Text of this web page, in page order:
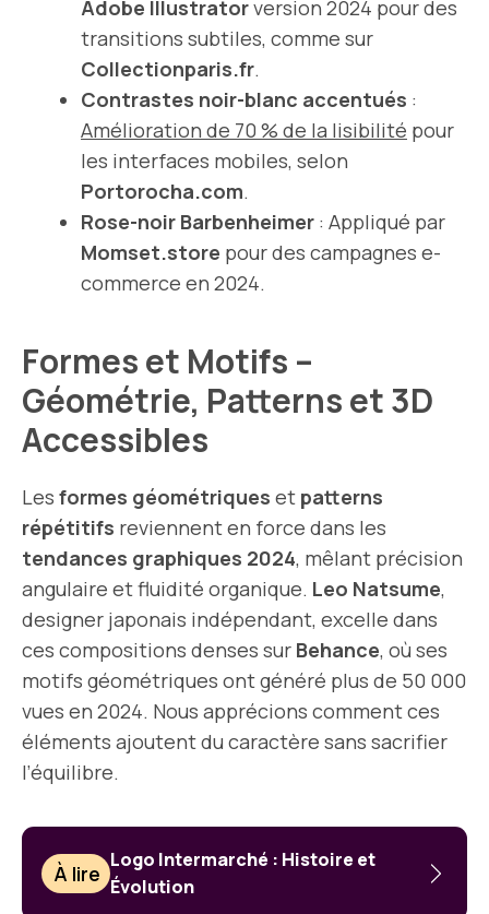
Adobe Illustratorversion 2024 pour des
transitions subtiles, comme sur
Collectionparis.fr.
Contrastes noir-blanc accentués :
Amélioration de 70 % de la lisibilité pour
les interfaces mobiles, selon
Portorocha.com.
Rose-noir Barbenheimer : Appliqué par
Momset.store pour des campagnes e-
commerce en 2024.
Formes et Motifs –
Géométrie, Patterns et 3D
Accessibles
Les formes géométriques et patterns
répétitifs reviennent en force dans les
tendances graphiques 2024, mêlant précision
angulaire et fluidité organique. Leo Natsume,
designer japonais indépendant, excelle dans
ces compositions denses sur Behance, où ses
motifs géométriques ont généré plus de 50 000
vues en 2024. Nous apprécions comment ces
éléments ajoutent du caractère sans sacrifier
l’équilibre.
À lire
Logo Intermarché : Histoire et
Évolution